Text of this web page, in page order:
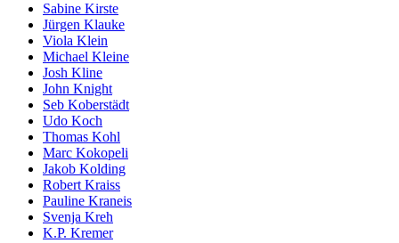
Sabine Kirste
Jürgen Klauke
Viola Klein
Michael Kleine
Josh Kline
John Knight
Seb Koberstädt
Udo Koch
Thomas Kohl
Marc Kokopeli
Jakob Kolding
Robert Kraiss
Pauline Kraneis
Svenja Kreh
K.P. Kremer